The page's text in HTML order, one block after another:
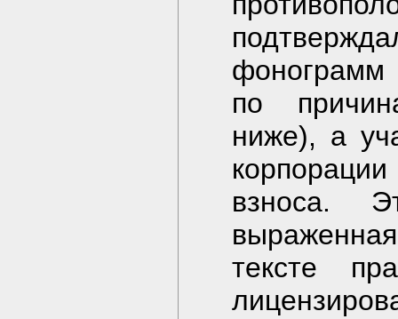
фонограмм
по
ниже), а
взноса.
тексте